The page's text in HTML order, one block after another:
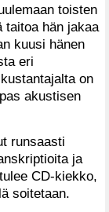
toisten
taitoa hän jakaa
kuusi hänen
eri
on
akustisen
runsaasti
ja
CD-kiekko,
soitetaan.